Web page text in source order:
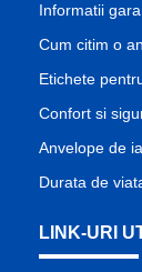
Informatii
Cum citim o
Etichete
Confort si
Anvelope de
Durata de
LINK-URI